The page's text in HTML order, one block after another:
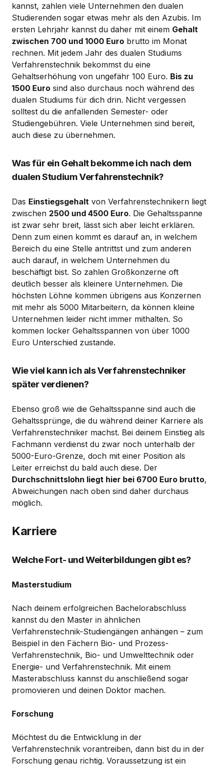
kannst, zahlen viele Unternehmen den dualen
Studierenden sogar etwas mehr als den Azubis. Im
ersten Lehrjahr kannst du daher mit einem Gehalt
zwischen 700 und 1000 Euro brutto im Monat
rechnen. Mit jedem Jahr des dualen Studiums
Verfahrenstechnik bekommst du eine
Gehaltserhöhung von ungefähr 100 Euro. Bis zu
1500 Euro sind also durchaus noch während des
dualen Studiums für dich drin. Nicht vergessen
solltest du die anfallenden Semester- oder
Studiengebühren. Viele Unternehmen sind bereit,
auch diese zu übernehmen.
Was für ein Gehalt bekomme ich nach dem
dualen Studium Verfahrenstechnik?
Das Einstiegsgehalt von Verfahrenstechnikern liegt
zwischen 2500 und 4500 Euro. Die Gehaltsspanne
ist zwar sehr breit, lässt sich aber leicht erklären.
Denn zum einen kommt es darauf an, in welchem
Bereich du eine Stelle antrittst und zum anderen
auch darauf, in welchem Unternehmen du
beschäftigt bist. So zahlen Großkonzerne oft
deutlich besser als kleinere Unternehmen. Die
höchsten Löhne kommen übrigens aus Konzernen
mit mehr als 5000 Mitarbeitern, da können kleine
Unternehmen leider nicht immer mithalten. So
kommen locker Gehaltsspannen von über 1000
Euro Unterschied zustande.
Wie viel kann ich als Verfahrenstechniker
später verdienen?
Ebenso groß wie die Gehaltsspanne sind auch die
Gehaltssprünge, die du während deiner Karriere als
Verfahrenstechniker machst. Bei deinem Einstieg als
Fachmann verdienst du zwar noch unterhalb der
5000-Euro-Grenze, doch mit einer Position als
Leiter erreichst du bald auch diese. Der
Durchschnittslohn liegt hier bei 6700 Euro brutto,
Abweichungen nach oben sind daher durchaus
möglich.
Karriere
Welche Fort- und Weiterbildungen gibt es?
Masterstudium
Nach deinem erfolgreichen Bachelorabschluss
kannst du den Master in ähnlichen
Verfahrenstechnik-Studiengängen anhängen – zum
Beispiel in den Fächern Bio- und Prozess-
Verfahrenstechnik, Bio- und Umwelttechnik oder
Energie- und Verfahrenstechnik. Mit einem
Masterabschluss kannst du anschließend sogar
promovieren und deinen Doktor machen.
Forschung
Möchtest du die Entwicklung in der
Verfahrenstechnik vorantreiben, dann bist du in der
Forschung genau richtig. Voraussetzung ist ein